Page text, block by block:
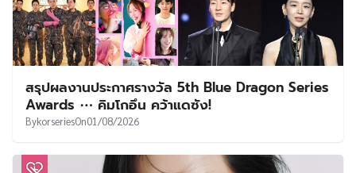
สรุปผลงานประกาศรางวัล 5th Blue Dragon Series
Awards ⋯ คิมโกอึน คว้าแดซัง!
BykorseriesOn01/08/2026